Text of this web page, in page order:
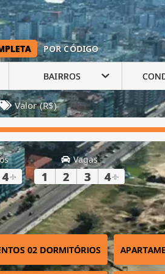
POR CÓDIGO
BAIRROS
Valor (R$)
4+
Vagas
1 2 3 4+
02 DORMITÓRIOS